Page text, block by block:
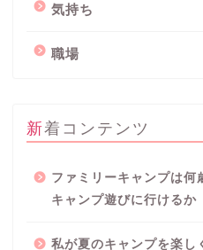
気持ち
職場
新着コンテンツ
ファミリーキャンプは
キャンプ遊びに行けるか
私が夏のキャンプを楽し